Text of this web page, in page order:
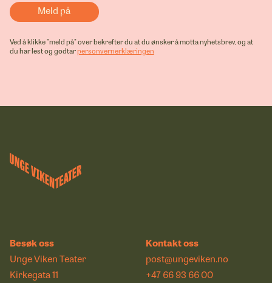
Ved å klikke "meld på" over bekrefter du at du ønsker å motta nyhetsbrev, og at
du har lest og godtarpersonvernerklæringen
Besøk oss
Unge Viken Teater
Kirkegata 11
Kontakt oss
post@ungeviken.no
+47 66 93 66 00